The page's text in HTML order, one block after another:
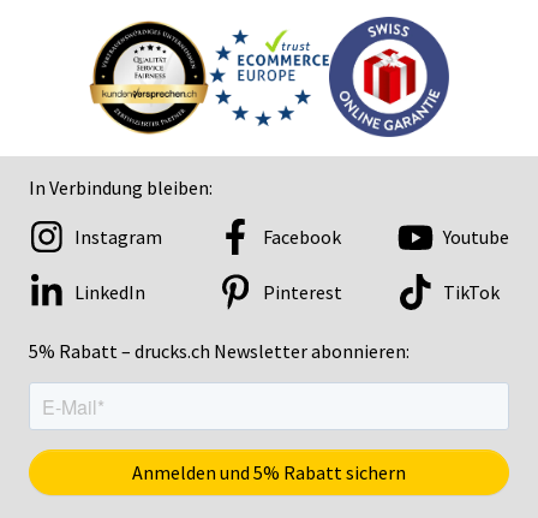
In Verbindung bleiben:
5% Rabatt – drucks.ch Newsletter abonnieren:
Instagram Facebook Youtube
LinkedIn Pinterest TikTok